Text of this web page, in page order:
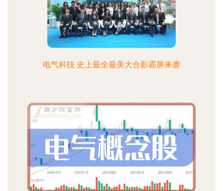
电气科技 史上最全最美大合影霸屏来袭